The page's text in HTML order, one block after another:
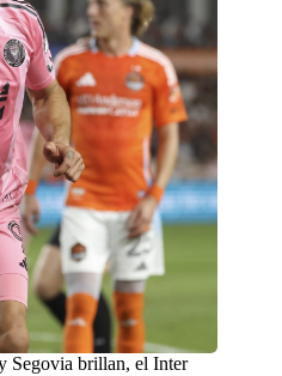
Segovia brillan, el Inter